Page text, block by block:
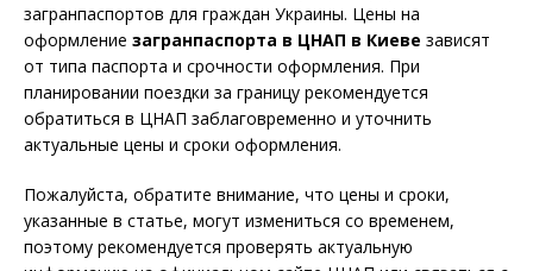
загранпаспортов для граждан Украины. Цены на
оформление загранпаспорта в ЦНАП в Киеве зависят
от типа паспорта и срочности оформления. При
планировании поездки за границу рекомендуется
обратиться в ЦНАП заблаговременно и уточнить
актуальные цены и сроки оформления.
Пожалуйста, обратите внимание, что цены и сроки,
указанные в статье, могут измениться со временем,
поэтому рекомендуется проверять актуальную